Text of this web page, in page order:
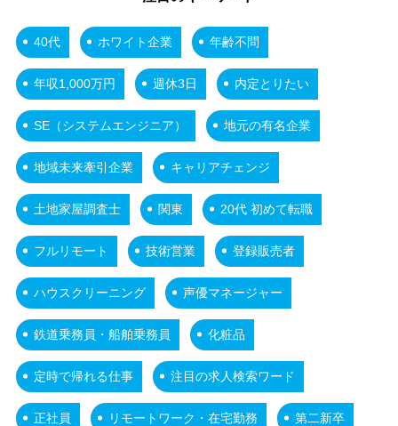
40代 ホワイト企業 年齢不問
年収1,000万円 週休3日 内定とりたい
SE（システムエンジニア） 地元の有名企業
地域未来牽引企業 キャリアチェンジ
土地家屋調査士 関東 20代 初めて転職
フルリモート 技術営業 登録販売者
ハウスクリーニング 声優マネージャー
鉄道乗務員・船舶乗務員 化粧品
定時で帰れる仕事 注目の求人検索ワード
正社員 リモートワーク・在宅勤務 第二新卒